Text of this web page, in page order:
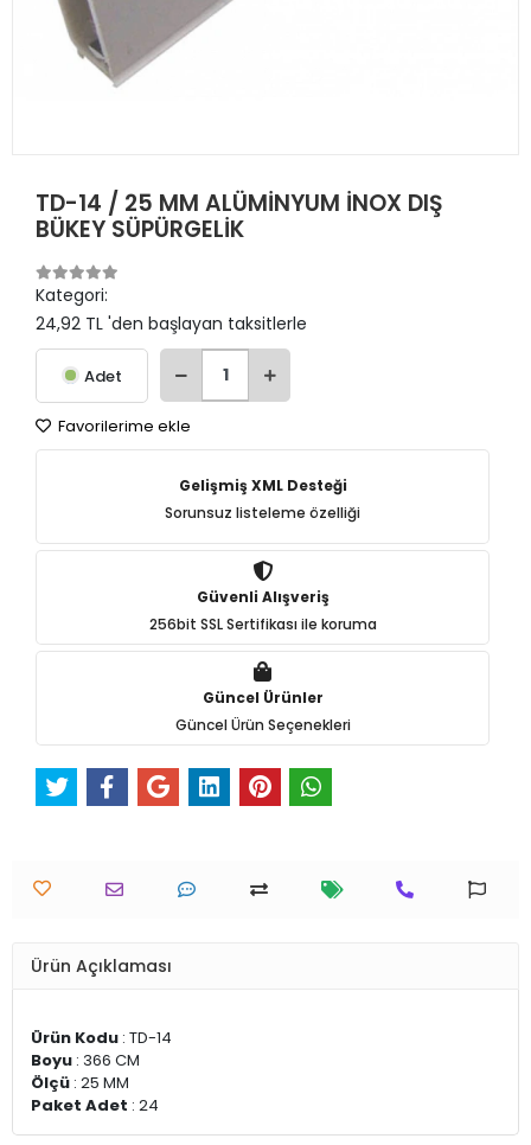
TD-14 / 25 MM ALÜMİNYUM İNOX DIŞ
BÜKEY SÜPÜRGELİK
Kategori:
24,92 TL 'den başlayan taksitlerle
Adet
Favorilerime ekle
Gelişmiş XML Desteği
Sorunsuz listeleme özelliği
Güvenli Alışveriş
256bit SSL Sertifikası ile koruma
Güncel Ürünler
Güncel Ürün Seçenekleri
Ürün Açıklaması
Ürün Kodu : TD-14
Boyu : 366 CM
Ölçü : 25 MM
Paket Adet : 24